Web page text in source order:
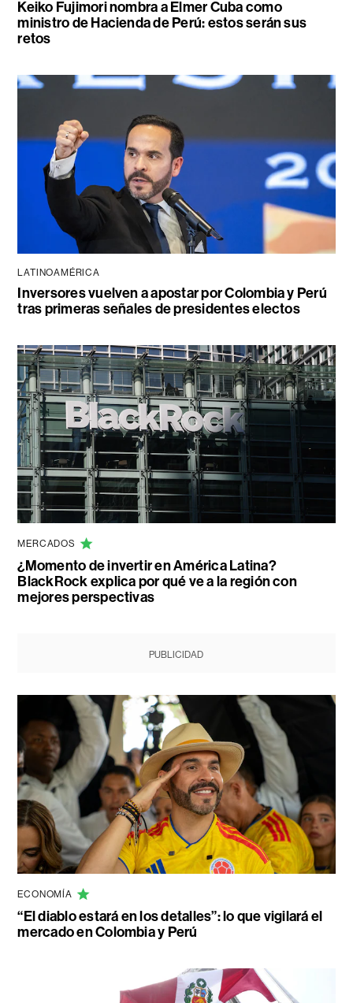
Keiko Fujimori nombra a Elmer Cuba como
ministro de Hacienda de Perú: estos serán sus
retos
LATINOAMÉRICA
Inversores vuelven a apostar por Colombia y Perú
tras primeras señales de presidentes electos
MERCADOS
¿Momento de invertir en América Latina?
BlackRock explica por qué ve a la región con
mejores perspectivas
PUBLICIDAD
ECONOMÍA
“El diablo estará en los detalles”: lo que vigilará el
mercado en Colombia y Perú